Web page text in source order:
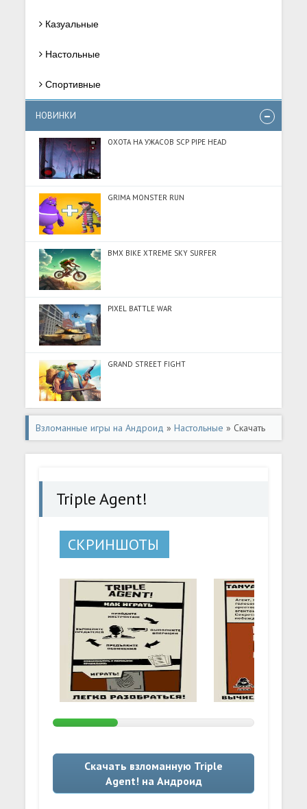
Казуальные
Настольные
Спортивные
НОВИНКИ
ОХОТА НА УЖАСОВ SCP PIPE HEAD
GRIMA MONSTER RUN
BMX BIKE XTREME SKY SURFER
PIXEL BATTLE WAR
GRAND STREET FIGHT
Взломанные игры на Андроид »Настольные » Скачать
Triple Agent! (Много монет) на Андроид
Triple Agent!
СКРИНШОТЫ
Скачать взломанную Triple
Agent! на Андроид